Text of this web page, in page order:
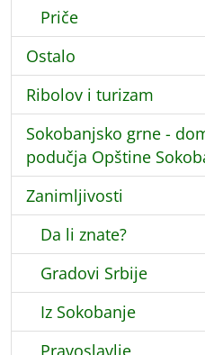
Priče
Ostalo
Ribolov i turizam
Sokobanjsko grne -
podučja Opštine
Zanimljivosti
Da li znate?
Gradovi Srbije
Iz Sokobanje
Pravoslavlje